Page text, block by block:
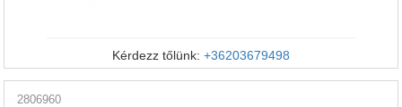
Kérdezz tőlünk: +36203679498
2806960